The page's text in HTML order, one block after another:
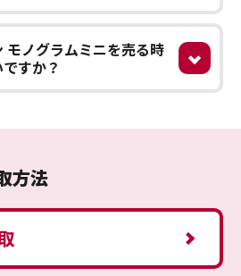
モノグラムミニを売る時
すか？
方法